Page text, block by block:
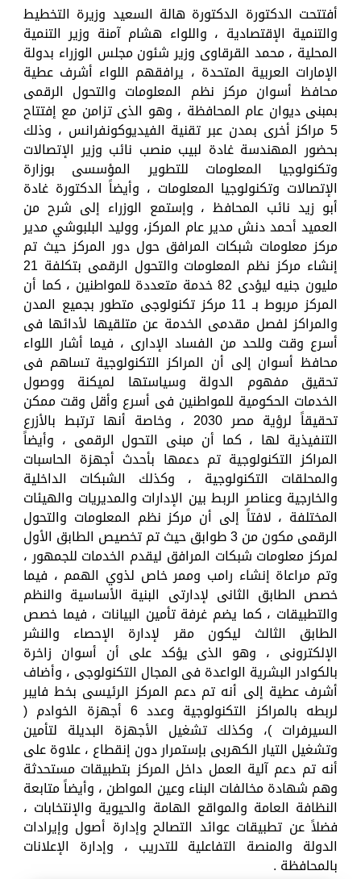
أفتتحت الدكتورة الدكتورة هالة السعيد وزيرة التخطيط
والتنمية الإقتصادية ، واللواء هشام آمنة وزير التنمية
المحلية ، محمد القرقاوى وزير شئون مجلس الوزراء بدولة
الإمارات العربية المتحدة ، يرافقهم اللواء أشرف عطية
محافظ أسوان مركز نظم المعلومات والتحول الرقمى
بمبنى ديوان عام المحافظة ، وهو الذى تزامن مع إفتتاح
5 مراكز أخرى بمدن عبر تقنية الفيديوكونفرانس ، وذلك
بحضور المهندسة غادة لبيب منصب نائب وزير الإتصالات
وتكنولوجيا المعلومات للتطوير المؤسسى بوزارة
الإتصالات وتكنولوجيا المعلومات ، وأيضاً الدكتورة غادة
أبو زيد نائب المحافظ ، وإستمع الوزراء إلى شرح من
العميد أحمد دنش مدير عام المركز، ووليد البلبوشي مدير
مركز معلومات شبكات المرافق حول دور المركز حيث تم
إنشاء مركز نظم المعلومات والتحول الرقمى بتكلفة 21
مليون جنيه ليؤدى 82 خدمة متعددة للمواطنين ، كما أن
المركز مربوط بـ 11 مركز تكنولوجى متطور بجميع المدن
والمراكز لفصل مقدمى الخدمة عن متلقيها لأدائها فى
أسرع وقت وللحد من الفساد الإدارى ، فيما أشار اللواء
محافظ أسوان إلى أن المراكز التكنولوجية تساهم فى
تحقيق مفهوم الدولة وسياستها لميكنة ووصول
الخدمات الحكومية للمواطنين فى أسرع وأقل وقت ممكن
تحقيقاً لرؤية مصر 2030 ، وخاصة أنها ترتبط بالأزرع
التنفيذية لها ، كما أن مبنى التحول الرقمى ، وأيضاً
المراكز التكنولوجية تم دعمها بأحدث أجهزة الحاسبات
والمحلقات التكنولوجية ، وكذلك الشبكات الداخلية
والخارجية وعناصر الربط بين الإدارات والمديريات والهيئات
المختلفة ، لافتاً إلى أن مركز نظم المعلومات والتحول
الرقمى مكون من 3 طوابق حيث تم تخصيص الطابق الأول
لمركز معلومات شبكات المرافق ليقدم الخدمات للجمهور ،
وتم مراعاة إنشاء رامب وممر خاص لذوي الهمم ، فيما
خصص الطابق الثانى لإدارتى البنية الأساسية والنظم
والتطبيقات ، كما يضم غرفة تأمين البيانات ، فيما خصص
الطابق الثالث ليكون مقر لإدارة الإحصاء والنشر
الإلكترونى ، وهو الذى يؤكد على أن أسوان زاخرة
بالكوادر البشرية الواعدة فى المجال التكنولوجى ، وأضاف
أشرف عطية إلى أنه تم دعم المركز الرئيسى بخط فايبر
لربطه بالمراكز التكنولوجية وعدد 6 أجهزة الخوادم (
السيرفرات )، وكذلك تشغيل الأجهزة البديلة لتأمين
وتشغيل التيار الكهربى بإستمرار دون إنقطاع ، علاوة على
أنه تم دعم آلية العمل داخل المركز بتطبيقات مستحدثة
وهم شهادة مخالفات البناء وعين المواطن ، وأيضاً متابعة
النظافة العامة والمواقع الهامة والحيوية والإنتخابات ،
فضلاً عن تطبيقات عوائد التصالح وإدارة أصول وإيرادات
الدولة والمنصة التفاعلية للتدريب ، وإدارة الإعلانات
بالمحافظة .